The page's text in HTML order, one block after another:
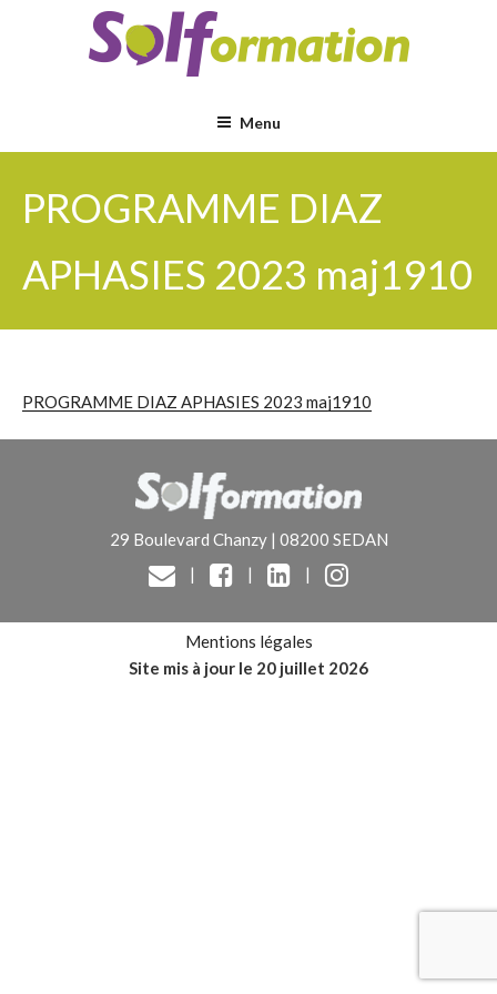
Menu
PROGRAMME DIAZ
APHASIES 2023 maj1910
PROGRAMME DIAZ APHASIES 2023 maj1910
29 Boulevard Chanzy | 08200 SEDAN
|
| |
Mentions légales
Site mis à jour le 20 juillet 2026